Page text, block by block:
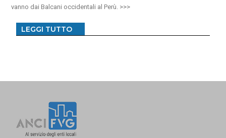
vanno dai Balcani occidentali al Perù.
LEGGI TUTTO